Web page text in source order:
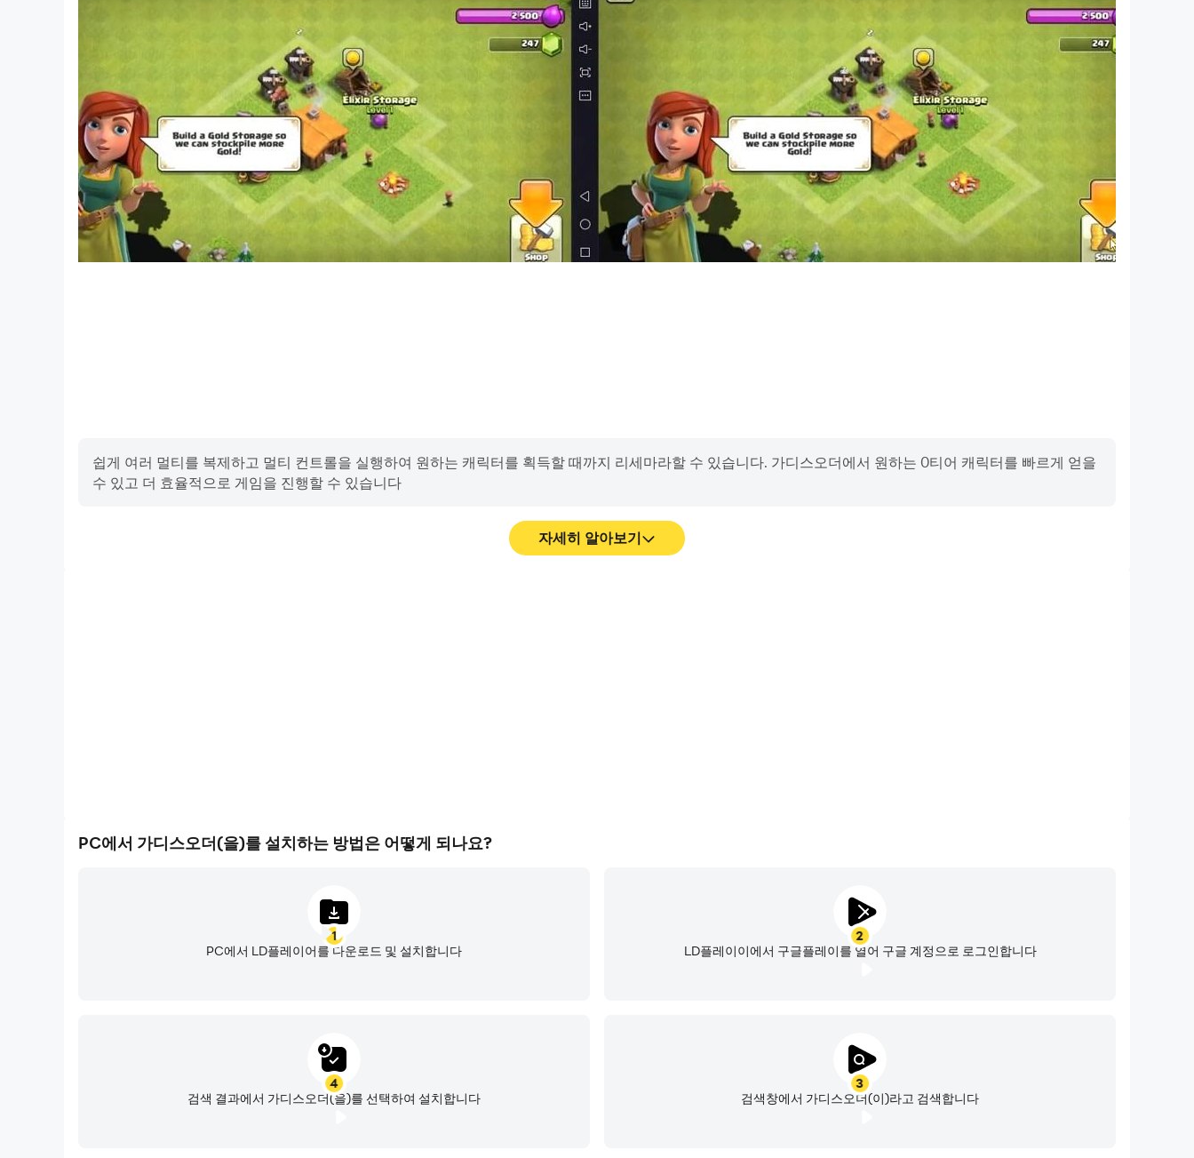
모바일 기기 발열과 배터리 걱정 없이 반복 던전과 이벤트를 여유롭게 진행
LDPlayer로 PC에서 가디스오더를 플레이하면, 실시간 액션과 캐릭터 육성의 재미를 극대화하며, 전략적 전투 경험을 더욱 몰입감 있게 즐길 수 있습니다.
쉽게 여러 멀티를 복제하고 멀티 컨트롤을 실행하여 원하는 캐릭터를 획득할 때까지 리세마라할 수 있습니다. 가디스오더에서 원하는 0티어 캐릭터를 빠르게 얻을
수 있고 더 효율적으로 게임을 진행할 수 있습니다
자세히 알아보기
PC에서 가디스오더(을)를 설치하는 방법은 어떻게 되나요?
1
PC에서 LD플레이어를 다운로드 및 설치합니다
2
LD플레이이에서 구글플레이를 열어 구글 계정으로 로그인합니다
3
검색창에서 가디스오더(이)라고 검색합니다
4
검색 결과에서 가디스오더(을)를 선택하여 설치합니다